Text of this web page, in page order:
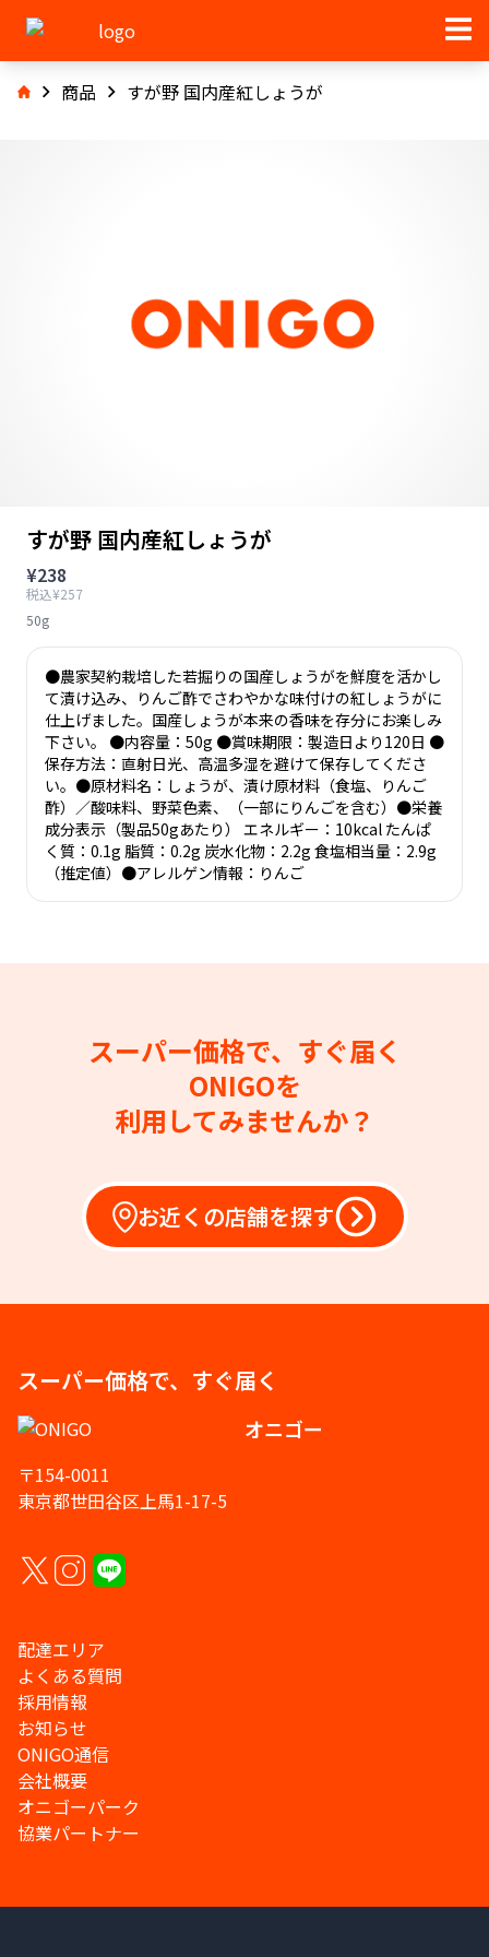
商品 すが野 国内産紅しょうが
すが野 国内産紅しょうが
¥238
税込¥257
50g
●農家契約栽培した若掘りの国産しょうがを鮮度を活かし
て漬け込み、りんご酢でさわやかな味付けの紅しょうがに
仕上げました。国産しょうが本来の香味を存分にお楽しみ
下さい。 ●内容量：50g ●賞味期限：製造日より120日 ●
保存方法：直射日光、高温多湿を避けて保存してくださ
い。●原材料名：しょうが、漬け原材料（食塩、りんご
酢）／酸味料、野菜色素、（一部にりんごを含む）●栄養
成分表示（製品50gあたり） エネルギー：10kcal たんぱ
く質：0.1g 脂質：0.2g 炭水化物：2.2g 食塩相当量：2.9g
（推定値）●アレルゲン情報：りんご
スーパー価格で、すぐ届く
ONIGOを
利用してみませんか？
お近くの店舗を探す
スーパー価格で、すぐ届く
オニゴー
〒154-0011
東京都世田谷区上馬1-17-5
配達エリア
よくある質問
採用情報
お知らせ
ONIGO通信
会社概要
オニゴーパーク
協業パートナー